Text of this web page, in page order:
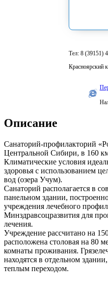
Тел: 8 (39151)
​Красноярский
Описание
Санаторий-профилакторий
Центральной Сибири, в 160
Климатические условия
здоровья с использованием
вод (озера Учум).
Санаторий располагается в
панельном здании,
учреждения лечебного
Минздравсоцразвития для
лечения.
Учреждение рассчитано на
расположена столовая на 80
комнаты проживания.
находятся в отдельном
теплым переходом.